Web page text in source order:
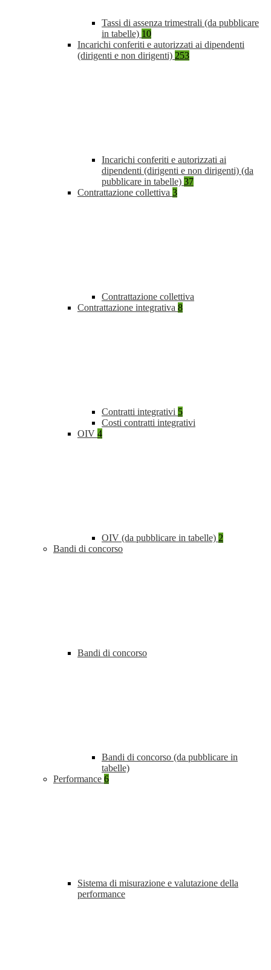
Tassi di assenza trimestrali (da pubblicare
in tabelle) 10
Incarichi conferiti e autorizzati ai dipendenti
(dirigenti e non dirigenti) 253
Incarichi conferiti e autorizzati ai
dipendenti (dirigenti e non dirigenti) (da
pubblicare in tabelle) 37
Contrattazione collettiva 3
Contrattazione collettiva
Contrattazione integrativa 8
Contratti integrativi 5
Costi contratti integrativi
OIV 4
OIV (da pubblicare in tabelle) 2
Bandi di concorso
Bandi di concorso
Bandi di concorso (da pubblicare in
tabelle)
Performance 6
Sistema di misurazione e valutazione della
performance